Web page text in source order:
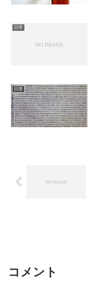
日常
日常
コメント